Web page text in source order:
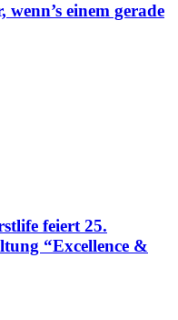
einem gerade
feiert 25.
“Excellence &